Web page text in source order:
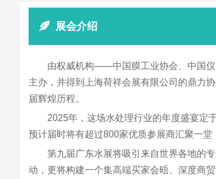
展会介绍
由权威机构——中国膜工业协会、中国仪
主办，并得到上海荷祥会展有限公司的鼎力
届辉煌历程。
2025年，这场水处理行业的年度盛宴定
预计届时将有超过800家优质参展商汇聚一
第九届广东水展将吸引来自世界各地的
动，更将构建一个集高端买家会晤、深度商